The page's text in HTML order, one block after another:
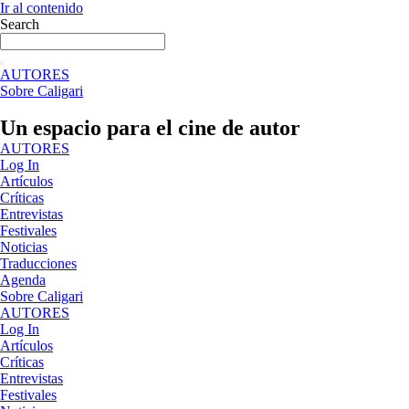
Ir al contenido
Search
AUTORES
Sobre Caligari
Un espacio para el cine de autor
AUTORES
Log In
Artículos
Críticas
Entrevistas
Festivales
Noticias
Traducciones
Agenda
Sobre Caligari
AUTORES
Log In
Artículos
Críticas
Entrevistas
Festivales